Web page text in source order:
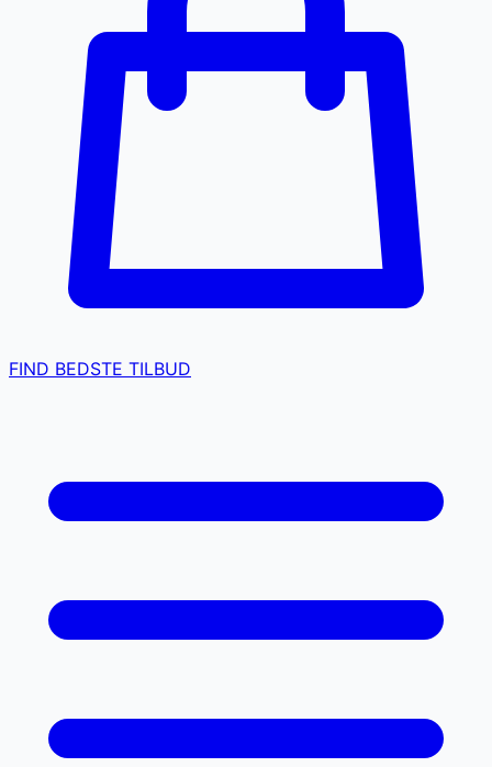
FIND BEDSTE TILBUD